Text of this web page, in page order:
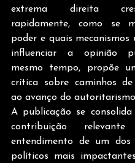
extrema direita
rapidamente, como se
poder e quais
influenciar a opinião
mesmo tempo, propõe
crítica sobre caminhos de
ao avanço do
A publicação se
contribuição
entendimento de um dos
políticos mais